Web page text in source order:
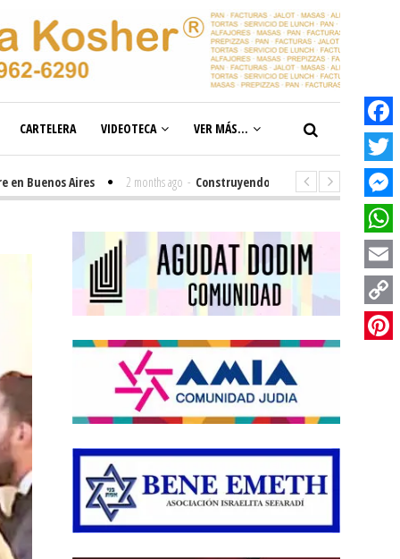
CARTELERA VIDEOTECA VER MÁS...
Aires 2 months ago - Construyendo el futuro de la inclusión en
Facebook
Twitter
Email
Copy